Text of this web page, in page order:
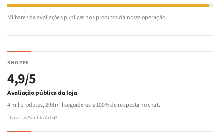
Milhares de avaliações públicas nos produtos da nossa operação.
SHOPEE
4,9/5
Avaliação pública da loja
4 mil produtos, 298 mil seguidores e 100% de resposta no chat.
Livrarias Família Cristã